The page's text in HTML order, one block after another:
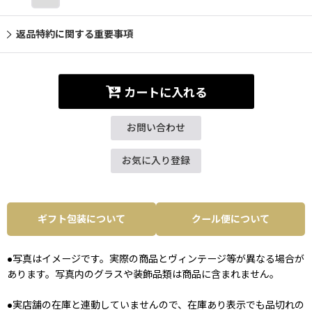
返品特約に関する重要事項
カートに入れる
お問い合わせ
お気に入り登録
ギフト包装について クール便について
●写真はイメージです。実際の商品とヴィンテージ等が異なる場合が
あります。写真内のグラスや装飾品類は商品に含まれません。
●実店舗の在庫と連動していませんので、在庫あり表示でも品切れの